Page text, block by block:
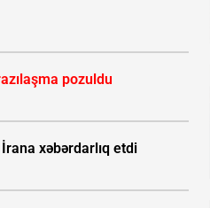
pozuldu
xəbərdarlıq etdi